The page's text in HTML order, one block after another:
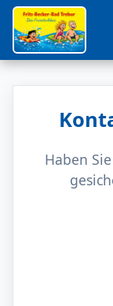
Haben